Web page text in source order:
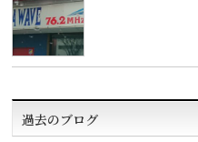
過去のブログ